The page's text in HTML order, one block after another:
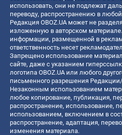
использовать, они не подлежат
переводу, распространению в
Редакция OBOZ.UA может не
изложенную в авторском
информации, размещенной в
ответственность несет
Запрещено использование
сайте, даже с указанием
логотипа OBOZ.UA или любого
письменного разрешения
Незаконным использованием
любое копирование, публикация,
распространение, использование,
использованием, включением в
распространение, адаптация,
изменения материала.